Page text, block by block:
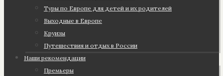
Туры по Европе для детей и их родителей
Выходные в Европе
Круизы
Путешествия и отдых в России
Наши рекомендации
Премьеры